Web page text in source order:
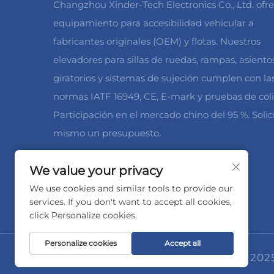
Changzhou Xinder-Tech Electronics Co., Ltd.
equipamiento para accesibilidad vehicular a
fabricantes originales (OEM) y flotas. Nuestros
elevadores para sillas de ruedas, rampas,
giratorios y sistemas de sujeción cumplen con
normas IATF 16949, CE, E-mark y pruebas de
Participación en el mercado chino del 95 %.
mismo un presupuesto.
Derechos de autor ©
We value your privacy
We use cookies and similar tools to provide our
services. If you don't want to accept all cookies,
click Personalize cookies.
Personalize cookies Accept all